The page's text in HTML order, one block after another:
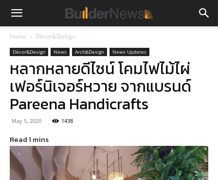
Home Décor&Design
Décor&Design News Arch&Design News Updates
หลากหลายดีไซน์ โคมไฟไม้ไผ่
เฟอร์นิเจอร์หวาย จากแบรนด์
Pareena Handicrafts
May 5, 2020 1438